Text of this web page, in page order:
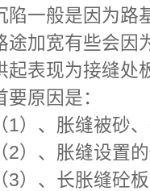
陷一般是因为路
途加宽有些会因
起表现为接缝处
要原因是：
（1）、胀缝被砂
（2）、胀缝设置
（3）、长胀缝砼